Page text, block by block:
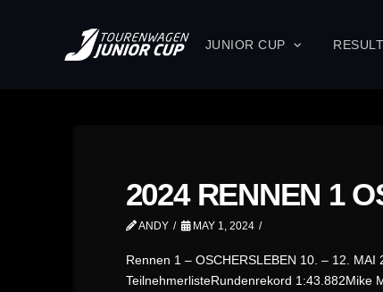
JUNIOR CUP
2024 RENNEN 1
ANDY MAY 1, 2024
Rennen 1 – OSCHERSLEBEN 10. – 12. MAI
TeilnehmerlisteRundenrekord 1:43.882Mike